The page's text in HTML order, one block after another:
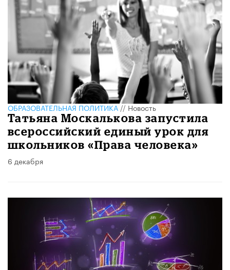
ОБРАЗОВАТЕЛЬНАЯ ПОЛИТИКА//Новость
Татьяна Москалькова запустила
всероссийский единый урок для
школьников «Права человека»
6 декабря